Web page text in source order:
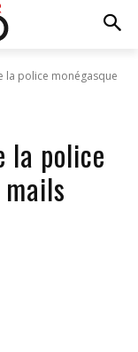
la police monégasque
la police